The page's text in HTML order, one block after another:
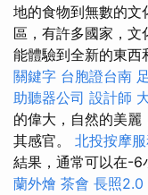
地的食物到無數的文
區，有許多國家，
能體驗到全新的東西
關鍵字 台胞證台南
助聽器公司 設計師
的偉大，自然的美
其感官。 北投按摩
結果，通常可以在-6
蘭外燴 茶會 長照2.0